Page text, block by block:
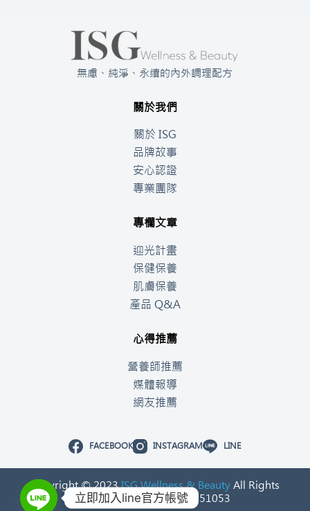
無慮、純淨、永續的內外調理配方
關於我們
關於 ISG
品牌故事
安心認證
專業團隊
專欄文章
迎光計畫
保健保養
肌膚保養
產品 Q&A
心得推薦
營養師推薦
媒體報導
網友推薦
FACEBOOK INSTAGRAM LINE
Copyright © 2023ISG Wellness & Beauty All Rights
Reserved. 統一編號：53251053
立即加入line官方帳號